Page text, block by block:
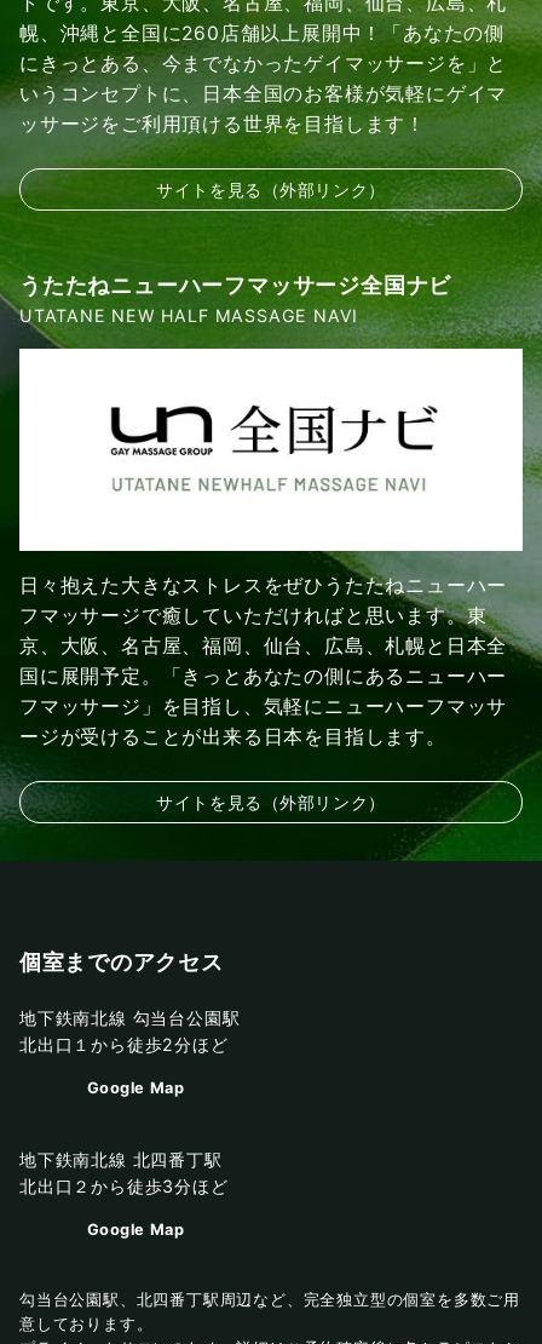
幌、沖縄と全国に260店舗以上展開中！「あなたの側
にきっとある、今までなかったゲイマッサージを」と
いうコンセプトに、日本全国のお客様が気軽にゲイマ
ッサージをご利用頂ける世界を目指します！
サイトを見る（外部リンク）
うたたねニューハーフマッサージ全国ナビ
UTATANE NEW HALF MASSAGE NAVI
日々抱えた大きなストレスをぜひうたたねニューハー
フマッサージで癒していただければと思います。東
京、大阪、名古屋、福岡、仙台、広島、札幌と日本全
国に展開予定。「きっとあなたの側にあるニューハー
フマッサージ」を目指し、気軽にニューハーフマッサ
ージが受けることが出来る日本を目指します。
サイトを見る（外部リンク）
個室までのアクセス
地下鉄南北線 勾当台公園駅
北出口１から徒歩2分ほど
Google Map
地下鉄南北線 北四番丁駅
北出口２から徒歩3分ほど
Google Map
勾当台公園駅、北四番丁駅周辺など、完全独立型の個室を多数ご用
意しております。